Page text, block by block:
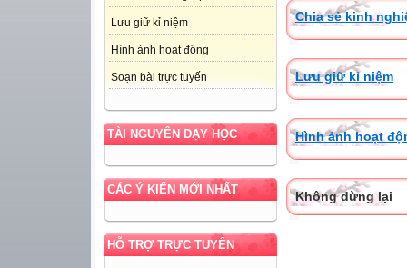
Lưu giữ kỉ niệm
Hình ảnh hoạt động
Soạn bài trực tuyến
TÀI NGUYÊN DẠY HỌC
CÁC Ý KIẾN MỚI NHẤT
HỖ TRỢ TRỰC TUYẾN
Chia sẻ kinh
Lưu giữ kỉ niệm
Hình ảnh hoạt
Không dừng lại